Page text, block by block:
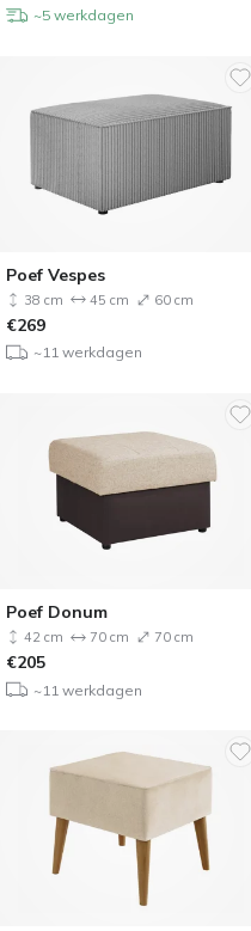
~5 werkdagen
Poef Vespes
38 cm 45 cm 60 cm
€269
~11 werkdagen
Poef Donum
42 cm 70 cm 70 cm
€205
~11 werkdagen